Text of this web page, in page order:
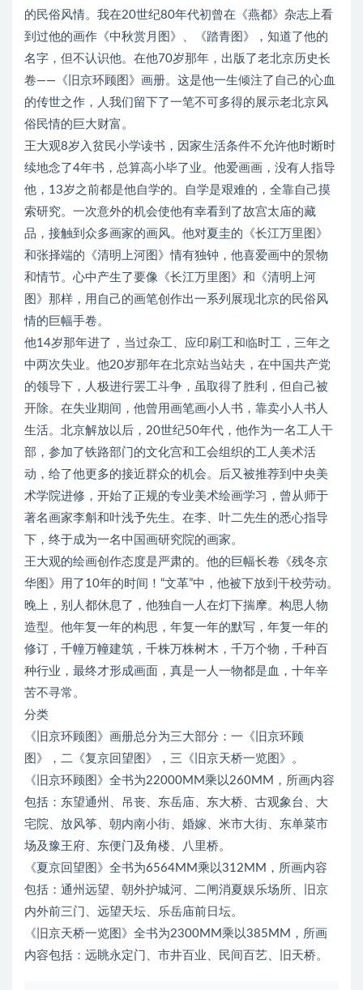
的民俗风情。我在20世纪80年代初曾在《燕都》杂志上看
到过他的画作《中秋赏月图》、《踏青图》，知道了他的
名字，但不认识他。在他70岁那年，出版了老北京历史长
卷——《旧京环顾图》画册。这是他一生倾注了自己的心血
的传世之作，人我们留下了一笔不可多得的展示老北京风
俗民情的巨大财富。
王大观8岁入贫民小学读书，因家生活条件不允许他时断时
续地念了4年书，总算高小毕了业。他爱画画，没有人指导
他，13岁之前都是他自学的。自学是艰难的，全靠自己摸
索研究。一次意外的机会使他有幸看到了故宫太庙的藏
品，接触到众多画家的画风。他对夏圭的《长江万里图》
和张择端的《清明上河图》情有独钟，他喜爱画中的景物
和情节。心中产生了要像《长江万里图》和《清明上河
图》那样，用自己的画笔创作出一系列展现北京的民俗风
情的巨幅手卷。
他14岁那年进了，当过杂工、应印刷工和临时工，三年之
中两次失业。他20岁那年在北京站当站夫，在中国共产党
的领导下，人极进行罢工斗争，虽取得了胜利，但自己被
开除。在失业期间，他曾用画笔画小人书，靠卖小人书人
生活。北京解放以后，20世纪50年代，他作为一名工人干
部，参加了铁路部门的文化宫和工会组织的工人美术活
动，给了他更多的接近群众的机会。后又被推荐到中央美
术学院进修，开始了正规的专业美术绘画学习，曾从师于
著名画家李斛和叶浅予先生。在李、叶二先生的悉心指导
下，终于成为一名中国画研究院的画家。
王大观的绘画创作态度是严肃的。他的巨幅长卷《残冬京
华图》用了10年的时间！“文革”中，他被下放到干校劳动。
晚上，别人都休息了，他独自一人在灯下揣摩。构思人物
造型。他年复一年的构思，年复一年的默写，年复一年的
修订，千幢万幢建筑，千株万株树木，千万个物，千种百
种行业，最终才形成画面，真是一人一物都是血，十年辛
苦不寻常。
分类
《旧京环顾图》画册总分为三大部分：一《旧京环顾
图》，二《复京回望图》，三《旧京天桥一览图》。
《旧京环顾图》全书为22000MM乘以260MM，所画内容
包括：东望通州、吊丧、东岳庙、东大桥、古观象台、大
宅院、放风筝、朝内南小街、婚嫁、米市大街、东单菜市
场及豫王府、东便门及角楼、八里桥。
《夏京回望图》全书为6564MM乘以312MM，所画内容
包括：通州远望、朝外护城河、二闸消夏娱乐场所、旧京
内外前三门、远望天坛、乐岳庙前日坛。
《旧京天桥一览图》全书为2300MM乘以385MM，所画
内容包括：远眺永定门、市井百业、民间百艺、旧天桥。